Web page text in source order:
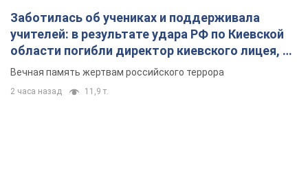
Заботилась об учениках и поддерживала
учителей: в результате удара РФ по Киевской
области погибли директор киевского лицея, её
муж и внук
Вечная память жертвам российского террора
2 часа назад 11,9 т.